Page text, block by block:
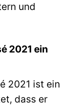
und
2021 ein
2021 ist ein
dass er